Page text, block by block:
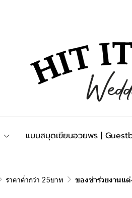
แบบสมุดเขียนอวยพร |
ราคาต่ำกว่า 25บาท ของชำร่วยงานแ